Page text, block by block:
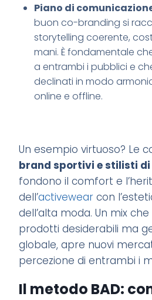
Piano di
buon co-branding si
storytelling coerente,
mani. È fondamentale
a entrambi i pubblici e
declinati in modo
online e offline.
Un esempio virtuoso? Le
brand sportivi e stilisti di
fondono il comfort e
dell’activewear con
dell’alta moda. Un mix
prodotti desiderabili ma
globale, apre nuovi
percezione di entrambi i
Il metodo BAD: